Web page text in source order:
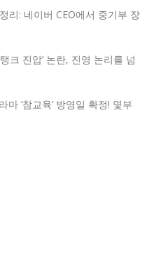
리: 네이버 CEO에서 중기부 장
크 진압’ 논란, 진영 논리를 넘
‘참교육’ 방영일 확정! 몇부